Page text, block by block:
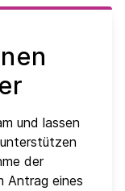
und lassen
der
Antrag eines